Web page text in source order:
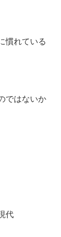
慣れている
ではないか
代